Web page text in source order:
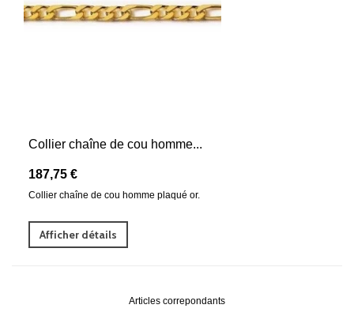
Collier chaîne de cou homme...
187,75 €
Collier chaîne de cou homme plaqué or.
Afficher détails
Articles correpondants